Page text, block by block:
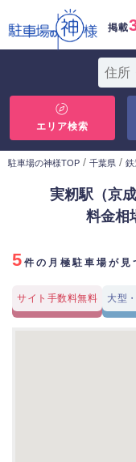
掲載
エリア検索
駐車場の神様TOP / 千葉県 / 鉄
実籾駅（京
料金相
5 件の月極駐車場が見
サイト手数料無料 大型